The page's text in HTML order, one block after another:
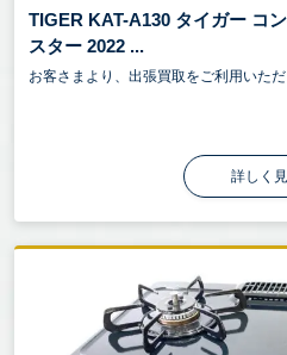
TIGER KAT-A130 タイガー コ
スター 2022 ...
お客さまより、出張買取をご利用いた
詳しく